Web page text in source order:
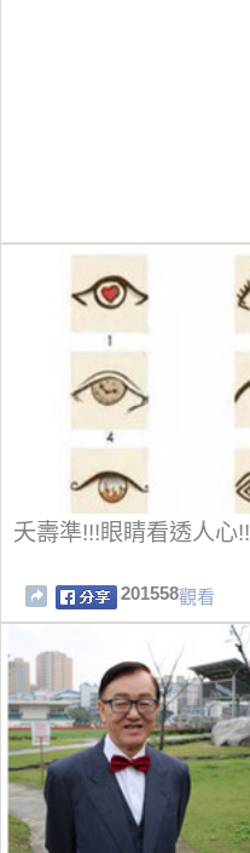
夭壽準!!!眼睛看透人心!!
201558觀看